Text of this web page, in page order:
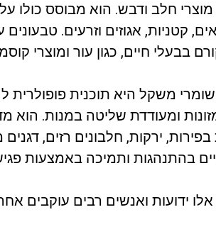
מוצרי חלב ודבש. הוא מבוסס כולו
קטניות, אגוזים וזרעים.
בבעלי חיים, כגון עור ומוצרי
שומרי משקל היא תוכנית פופולרית
ומעודדת שליטה במנות. הוא
ירקות, חלבונים רזים, דגנים
בהתנהגות ותמיכה באמצעות
ידועות ואנשים רבים עוקבים